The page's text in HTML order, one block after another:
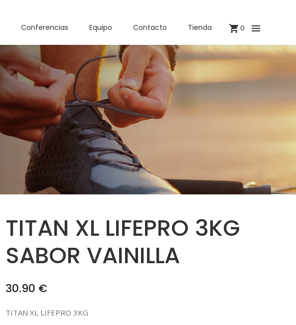
Conferencias Equipo Contacto Tienda 0
TITAN XL LIFEPRO 3KG
SABOR VAINILLA
30.90 €
TITAN XL LIFEPRO 3KG